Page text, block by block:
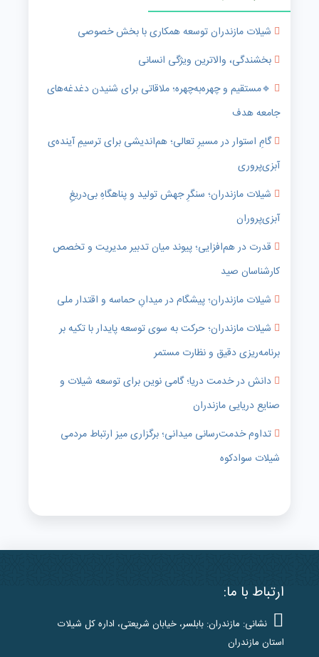
شیلات مازندران توسعه همکاری با بخش خصوصی
بخشندگی، والاترین ویژگی انسانی
🔹️مستقیم و چهره‌به‌چهره؛ ملاقاتی برای شنیدن دغدغه‌های
جامعه هدف
گامِ استوار در مسیرِ تعالی؛ هم‌اندیشی برای ترسیمِ آینده‌ی
آبزی‌پروری
شیلات مازندران؛ سنگرِ جهش تولید و پناهگاهِ بی‌دریغِ
آبزی‌پروران
قدرت در هم‌افزایی؛ پیوند میان تدبیر مدیریت و تخصص
کارشناسان صید
شیلات مازندران؛ پیشگام در میدانِ حماسه و اقتدار ملی
شیلات مازندران؛ حرکت به سوی توسعه پایدار با تکیه بر
برنامه‌ریزی دقیق و نظارت مستمر
دانش در خدمت دریا؛ گامی نوین برای توسعه شیلات و
صنایع دریایی مازندران
تداوم خدمت‌رسانی میدانی؛ برگزاری میز ارتباط مردمی
شیلات سوادکوه
ارتباط با ما:
نشانی: مازندران: بابلسر، خیابان شریعتی، اداره کل شیلات
استان مازندران